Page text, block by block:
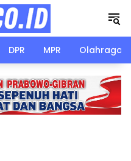
DPR MPR Olahraga